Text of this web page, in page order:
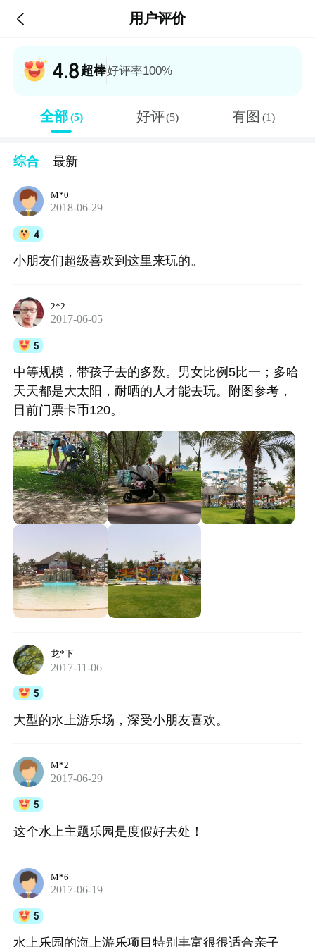
 用户评价
4.8 超棒好评率100%
全部(5) 好评(5) 有图 (1)
综合 最新
M*0
2018-06-29
4
小朋友们超级喜欢到这里来玩的。
2*2
2017-06-05
5
中等规模，带孩子去的多数。男女比例5比一；多哈
天天都是大太阳，耐晒的人才能去玩。附图参考，
目前门票卡币120。
龙*下
2017-11-06
5
大型的水上游乐场，深受小朋友喜欢。
M*2
2017-06-29
5
这个水上主题乐园是度假好去处！
M*6
2017-06-19
5
水上乐园的海上游乐项目特别丰富很很适合亲子